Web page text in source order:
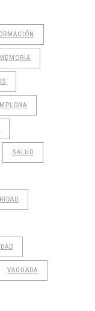
MEMORIA
SALUD
VAGUADA